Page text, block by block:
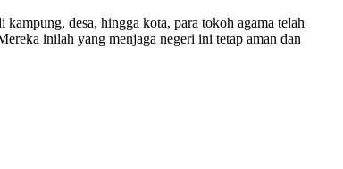
desa, hingga kota, para tokoh agama telah
inilah yang menjaga negeri ini tetap aman dan